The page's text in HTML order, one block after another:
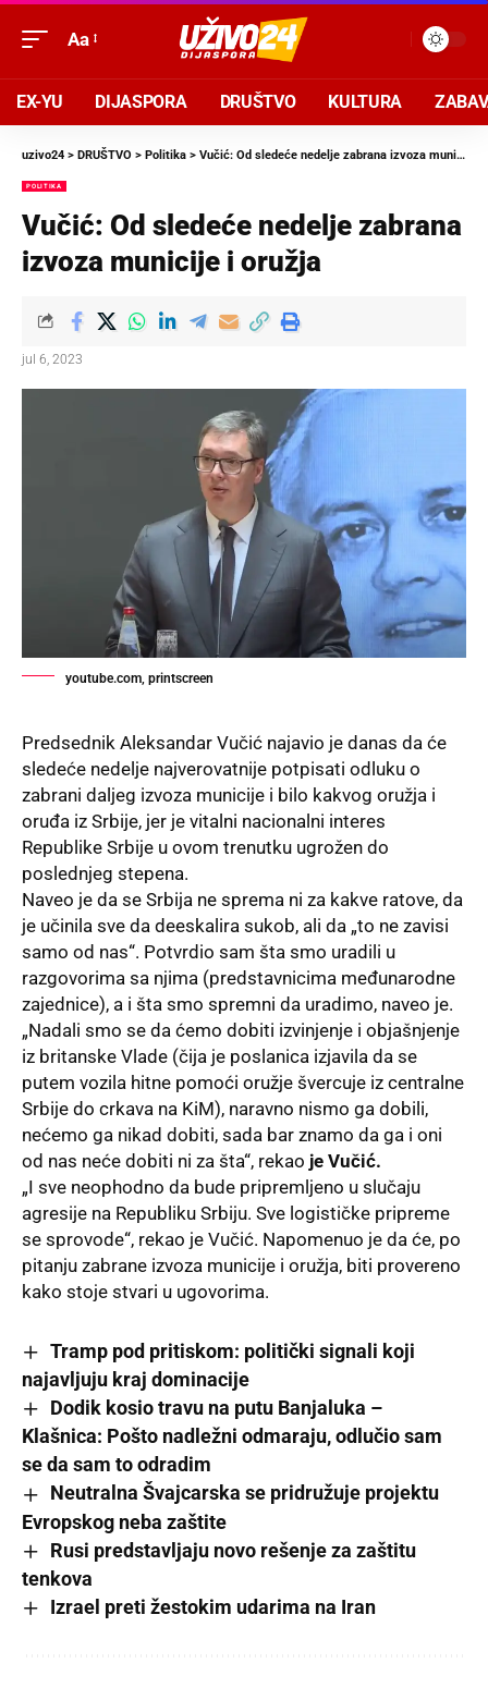
Aa
EX-YU DIJASPORA DRUŠTVO KULTURA
uzivo24 > DRUŠTVO > Politika > Vučić: Od sledeće nedelje zabrana izvoza municije i oružja
POLITIKA
Vučić: Od sledeće nedelje zabrana
izvoza municije i oružja
jul 6, 2023
youtube.com, printscreen
Predsednik Aleksandar Vučić najavio je danas da će
sledeće nedelje najverovatnije potpisati odluku o
zabrani daljeg izvoza municije i bilo kakvog oružja i
oruđa iz Srbije, jer je vitalni nacionalni interes
Republike Srbije u ovom trenutku ugrožen do
poslednjeg stepena.
Naveo je da se Srbija ne sprema ni za kakve ratove, da
je učinila sve da deeskalira sukob, ali da „to ne zavisi
samo od nas“. Potvrdio sam šta smo uradili u
razgovorima sa njima (predstavnicima međunarodne
zajednice), a i šta smo spremni da uradimo, naveo je.
„Nadali smo se da ćemo dobiti izvinjenje i objašnjenje
iz britanske Vlade (čija je poslanica izjavila da se
putem vozila hitne pomoći oružje švercuje iz centralne
Srbije do crkava na KiM), naravno nismo ga dobili,
nećemo ga nikad dobiti, sada bar znamo da ga i oni
od nas neće dobiti ni za šta“, rekao je Vučić.
„I sve neophodno da bude pripremljeno u slučaju
agresije na Republiku Srbiju. Sve logističke pripreme
se sprovode“, rekao je Vučić. Napomenuo je da će, po
pitanju zabrane izvoza municije i oružja, biti provereno
kako stoje stvari u ugovorima.
Tramp pod pritiskom: politički signali koji
najavljuju kraj dominacije
Dodik kosio travu na putu Banjaluka –
Klašnica: Pošto nadležni odmaraju, odlučio sam
se da sam to odradim
Neutralna Švajcarska se pridružuje projektu
Evropskog neba zaštite
Rusi predstavljaju novo rešenje za zaštitu
tenkova
Izrael preti žestokim udarima na Iran